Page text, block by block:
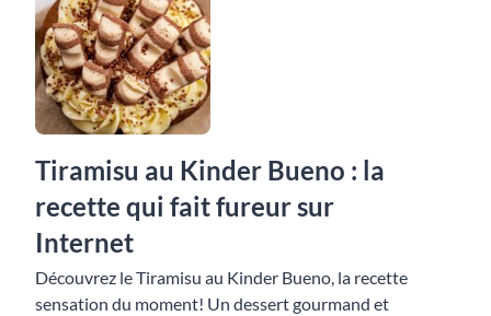
Tiramisu au Kinder Bueno : la
recette qui fait fureur sur
Internet
Découvrez le Tiramisu au Kinder Bueno, la recette
sensation du moment! Un dessert gourmand et